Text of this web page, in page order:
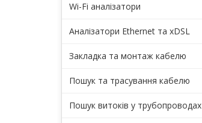
Wi-Fi аналізатори
Аналізатори Ethernet та xDSL
Закладка та монтаж кабелю
Пошук та трасування кабелю
Пошук витоків у трубопроводах